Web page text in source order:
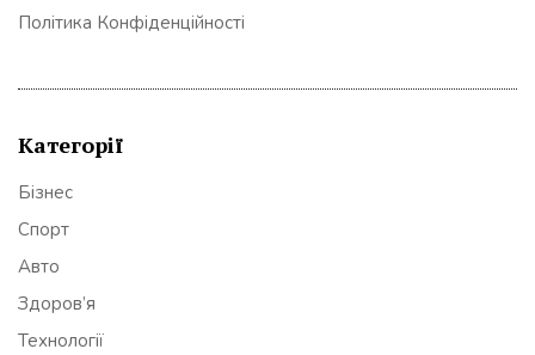
Політика Конфіденційності
Категорії
Бізнес
Спорт
Авто
Здоров’я
Технології